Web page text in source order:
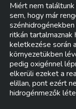
Miért nem
sem, hogy már
ritkán
keletkezése során
környezetükben
pedig oxigénnel
elkerüli ezeket a
elillan, pont ezért
hidrogénmezők